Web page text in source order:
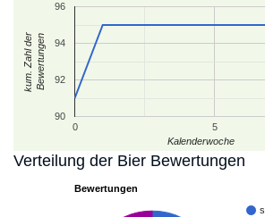
0 5
90
92
94
96
Kalenderwoche
kum. Zahl derBewertungen
Verteilung der Bier Bewertungen
Bewertungen